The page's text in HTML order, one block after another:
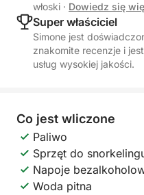
włoski · Dowiedz się
Super właściciel
Simone jest
znakomite recenzje i
usług wysokiej jakości.
Co jest wliczone
Paliwo
Sprzęt do
Napoje
Woda pitna